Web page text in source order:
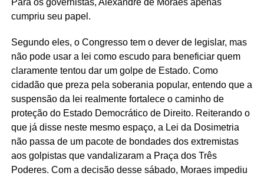
Para os governistas, Alexandre de Moraes apenas
cumpriu seu papel.
Segundo eles, o Congresso tem o dever de legislar, mas
não pode usar a lei como escudo para beneficiar quem
claramente tentou dar um golpe de Estado. Como
cidadão que preza pela soberania popular, entendo que a
suspensão da lei realmente fortalece o caminho de
proteção do Estado Democrático de Direito. Reiterando o
que já disse neste mesmo espaço, a Lei da Dosimetria
não passa de um pacote de bondades dos extremistas
aos golpistas que vandalizaram a Praça dos Três
Poderes. Com a decisão desse sábado, Moraes impediu